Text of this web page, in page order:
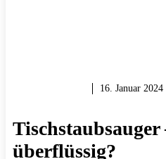
16. Januar 2024
überflüssig?